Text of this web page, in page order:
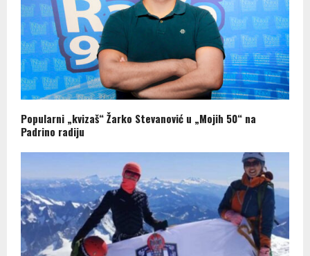
Popularni „kvizaš“ Žarko Stevanović u „Mojih 50“ na
Padrino radiju